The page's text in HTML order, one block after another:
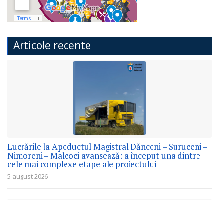
Articole recente
Lucrările la Apeductul Magistral Dănceni – Suruceni –
Nimoreni – Malcoci avansează: a început una dintre
cele mai complexe etape ale proiectului
5 august 2026